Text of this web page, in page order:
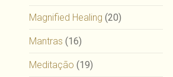
Magnified Healing (20)
Mantras (16)
Meditação (19)